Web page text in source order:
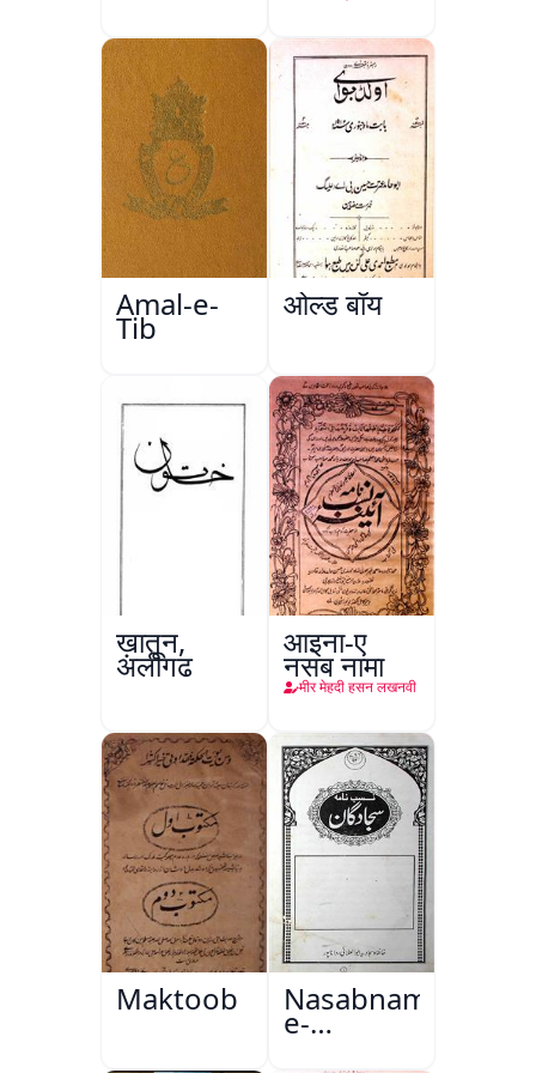
ul-Aqwam
Amal-e-
Tib
ओल्ड बॉय
ख़ातून,
अलीगढ़
आइना-ए
नसब नामा
मीर मेहदी हसन लखनवी
Maktoob Nasabnama-
e-
Sajjadgan